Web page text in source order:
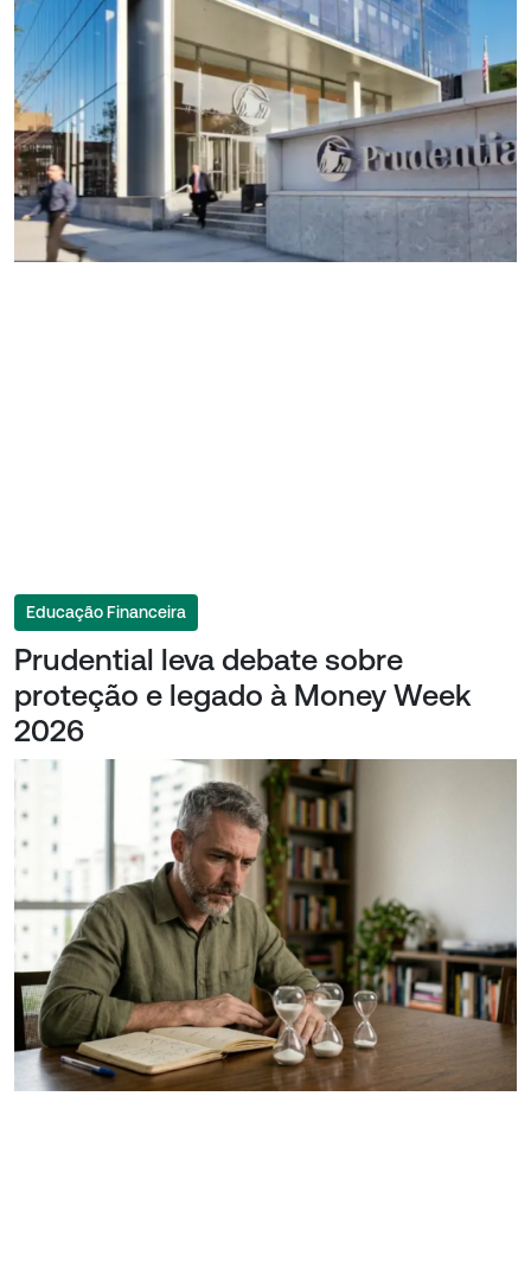
Educação Financeira
Prudential leva debate sobre
proteção e legado à Money Week
2026